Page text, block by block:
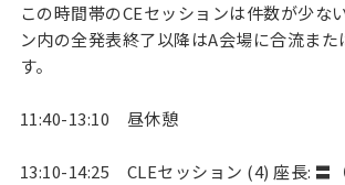
この時間帯のCEセッションは件数が少な
ン内の全発表終了以降はA会場に合流また
す。
11:40-13:10 昼休憩
13:10-14:25 CLEセッション (4) 座長: 〓（